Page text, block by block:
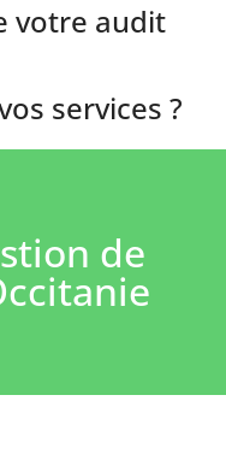
votre audit
services ?
de